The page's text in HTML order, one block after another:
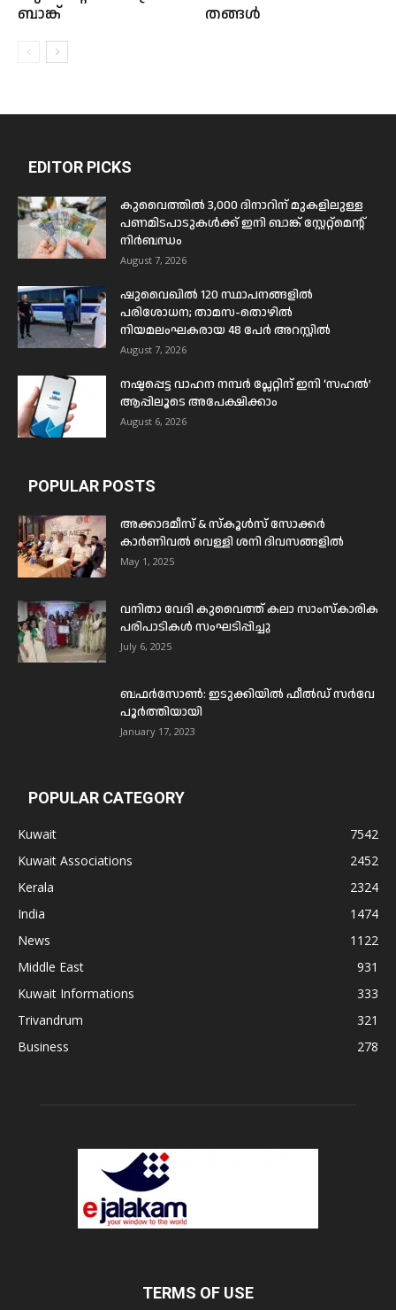
ബാങ്ക്
തങ്ങൾ
EDITOR PICKS
കുവൈത്തിൽ 3,000 ദിനാറിന് മുകളിലുള്ള
പണമിടപാടുകൾക്ക് ഇനി ബാങ്ക് സ്റ്റേറ്റ്മെന്റ്
നിർബന്ധം
August 7, 2026
ഷുവൈഖിൽ 120 സ്ഥാപനങ്ങളിൽ
പരിശോധന; താമസ-തൊഴിൽ
നിയമലംഘകരായ 48 പേർ അറസ്റ്റിൽ
August 7, 2026
നഷ്ടപ്പെട്ട വാഹന നമ്പർ പ്ലേറ്റിന് ഇനി ‘സഹൽ’
ആപ്പിലൂടെ അപേക്ഷിക്കാം
August 6, 2026
POPULAR POSTS
അക്കാദമീസ് & സ്കൂൾസ് സോക്കർ
കാർണിവൽ വെള്ളി ശനി ദിവസങ്ങളിൽ
May 1, 2025
വനിതാ വേദി കുവൈത്ത് കലാ സാംസ്കാരിക
പരിപാടികൾ സംഘടിപ്പിച്ചു
July 6, 2025
ബഫര്‍സോണ്‍: ഇടുക്കിയില്‍ ഫീല്‍ഡ് സര്‍വേ
പൂര്‍ത്തിയായി
January 17, 2023
POPULAR CATEGORY
Kuwait
7542
Kuwait Associations
2452
Kerala
2324
India
1474
News
1122
Middle East
931
Kuwait Informations
333
Trivandrum
321
Business
278
TERMS OF USE